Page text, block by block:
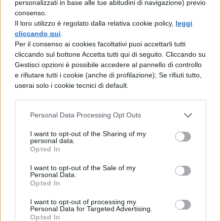
personalizzati in base alle tue abitudini di navigazione) previo
consenso.
Il loro utilizzo è regolato dalla relativa cookie policy, leggi
cliccando qui
Per il consenso ai cookies facoltativi puoi accettarli tutti
cliccando sul bottone Accetta tutti qui di seguito. Cliccando su
Gestisci opzioni è possibile accedere al pannello di controllo
e rifiutare tutti i cookie (anche di profilazione); Se rifiuti tutto,
userai solo i cookie tecnici di default.
Personal Data Processing Opt Outs
I want to opt-out of the Sharing of my
personal data.
Opted In
I want to opt-out of the Sale of my
Personal Data.
Opted In
I want to opt-out of processing my
Personal Data for Targeted Advertising.
Opted In
partenza. Nei successivi anni Maometto
conquistò la Mecca. Prima della sua morte
avvenuta nel 632 unificò il paese in un solo
vasto regno basato su vincoli religiosi più
importanti degli altri legami di discendenza
araba. Dopo la morte di Maometto gli arabi
furono governati da califfi o veggenti. I
primi tre erano imparentati con Maometto.
I seguaci del quarto califfo Alì (cugino di
Maometto) furono degli “sciiti” e si
ortodossi chiamati “sunniti”. In Arabia la
donne si manifesta in diversi modi nella vita